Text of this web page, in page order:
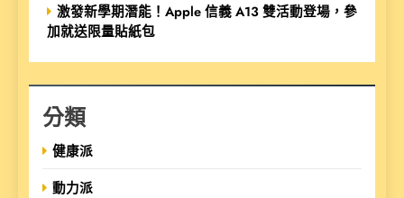
激發新學期潛能！Apple 信義 A13 雙活動登場，參
加就送限量貼紙包
分類
健康派
動力派